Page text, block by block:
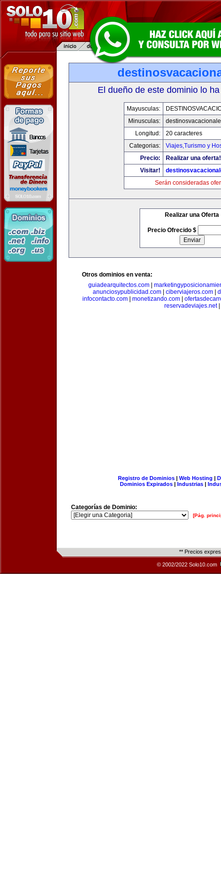
El dueño de este dominio lo
Mayusculas:
Minusculas:
Longitud:
20 caracteres
Categorias:
Viajes,Turismo y
Precio:
Realizar una oferta!
Visitar!
Serán consideradas
Realizar una Oferta
Precio Ofrecido $
Otros dominios en venta:
guiadearquitectos.com
anunciosypublicidad.com| ciberviajeros.com|
infocontacto.com
monetizando.com
reservadeviajes.net|
Registro de Dominios| Web Hosting |
Dominios Expirados | Industrias |
Categorías de Dominio:
[Pág.
** Precios
© 2002/2022 Solo10.com